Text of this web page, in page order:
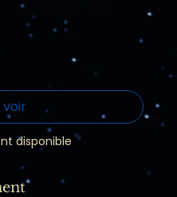
disponible